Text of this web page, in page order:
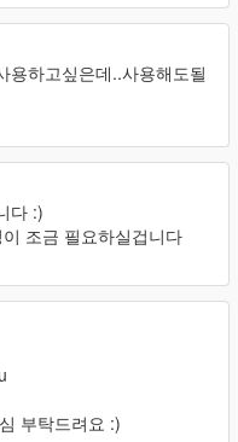
용하고싶은데..사용해도될
다 :)
조금 필요하실겁니다
부탁드려요 :)